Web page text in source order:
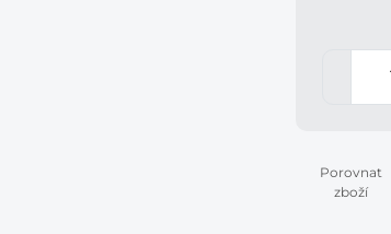
Porovnat
zboží